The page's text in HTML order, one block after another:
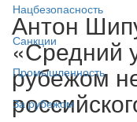
Нацбезопасность
Санкции
Промышленность
За рубежом
Антон
«Средний
рубежом